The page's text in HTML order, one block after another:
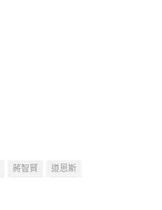
蔣智賢 道恩斯